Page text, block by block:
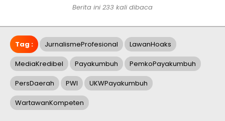
Berita ini 233 kali dibaca
Tag : JurnalismeProfesional LawanHoaks
MediaKredibel Payakumbuh PemkoPayakumbuh
PersDaerah PWI UKWPayakumbuh
WartawanKompeten